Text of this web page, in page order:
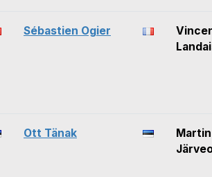
Sébastien Ogier
Ott Tänak
Martin